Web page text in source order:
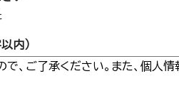
内）